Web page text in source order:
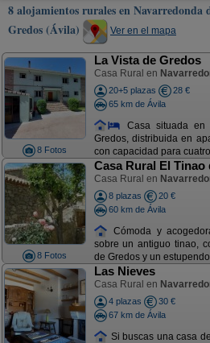
8 alojamientos rurales en Navarredonda
Gredos (Ávila)
Ver en el mapa
8 Fotos
La Vista de Gredos
Casa Rural en
20+5 plazas
28 €
65 km de Ávila
Casa situada
Gredos, distribuida en
con capacidad para
8 Fotos
Casa Rural El Tinao
Casa Rural en
8 plazas
20 €
60 km de Ávila
Cómoda y
sobre un antiguo tinao,
de Gredos y un
Las Nieves
Casa Rural en
4 plazas
30 €
67 km de Ávila
Si buscas una casa